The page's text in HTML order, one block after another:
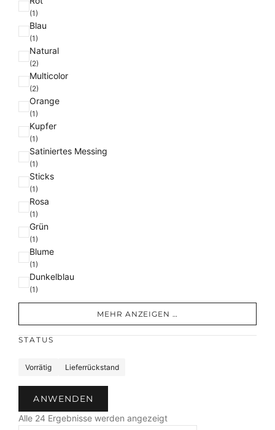
(1)
Blau
(1)
Natural
(2)
Multicolor
(2)
Orange
(1)
Kupfer
(1)
Satiniertes Messing
(1)
Sticks
(1)
Rosa
(1)
Grün
(1)
Blume
(1)
Dunkelblau
(1)
MEHR ANZEIGEN …
STATUS
u
Vorrätig Lieferrückstand
ANWENDEN
Alle 24 Ergebnisse werden angezeigtN